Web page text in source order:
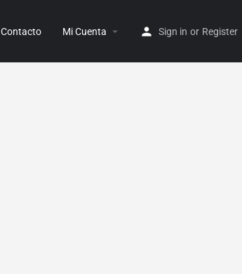
Contacto Mi Cuenta Sign in or Register